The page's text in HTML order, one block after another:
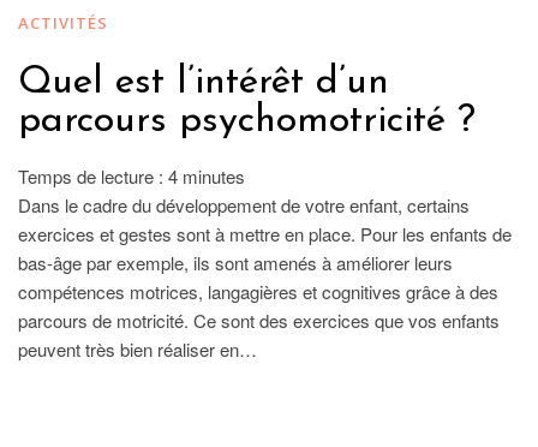
ACTIVITÉS
Quel est l’intérêt d’un
parcours psychomotricité ?
Temps de lecture : 4 minutes
Dans le cadre du développement de votre enfant, certains
exercices et gestes sont à mettre en place. Pour les enfants de
bas-âge par exemple, ils sont amenés à améliorer leurs
compétences motrices, langagières et cognitives grâce à des
parcours de motricité. Ce sont des exercices que vos enfants
peuvent très bien réaliser en…